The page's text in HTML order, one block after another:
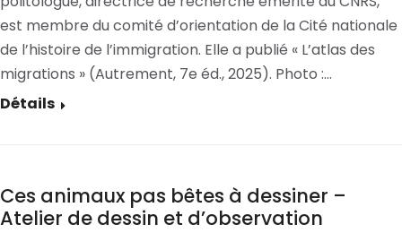
est membre du comité d’orientation de la Cité nationale
de l’histoire de l’immigration. Elle a publié « L’atlas des
migrations » (Autrement, 7e éd., 2025). Photo :…
Détails
Ces animaux pas bêtes à dessiner –
Atelier de dessin et d’observation